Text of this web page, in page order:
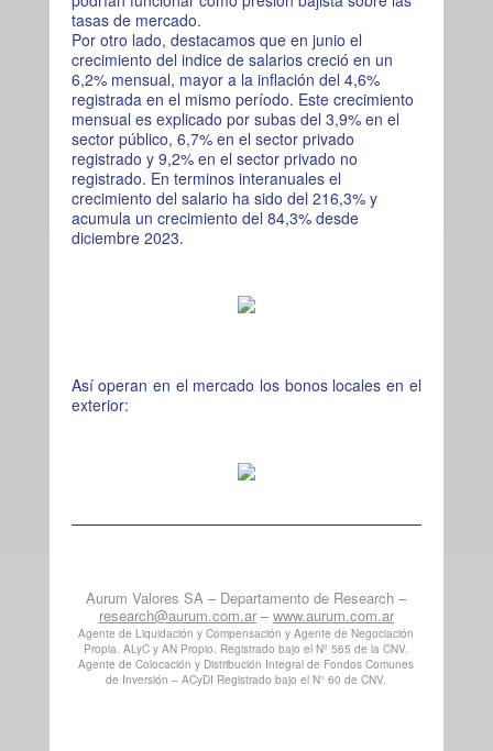
tasas de mercado.
Por otro lado, destacamos que en junio el
crecimiento del indice de salarios creció en un
6,2% mensual, mayor a la inflación del 4,6%
registrada en el mismo período. Este crecimiento
mensual es explicado por subas del 3,9% en el
sector público, 6,7% en el sector privado
registrado y 9,2% en el sector privado no
registrado. En terminos interanuales el
crecimiento del salario ha sido del 216,3% y
acumula un crecimiento del 84,3% desde
diciembre 2023.
Así operan en el mercado los bonos locales en el
exterior:
Aurum Valores SA – Departamento de Research –
research@aurum.com.ar– www.aurum.com.ar
Agente de Liquidación y Compensación y Agente de Negociación
Propia. ALyC y AN Propio. Registrado bajo el Nº 565 de la CNV.
Agente de Colocación y Distribución Integral de Fondos Comunes
de Inversión – ACyDI Registrado bajo el N° 60 de CNV.